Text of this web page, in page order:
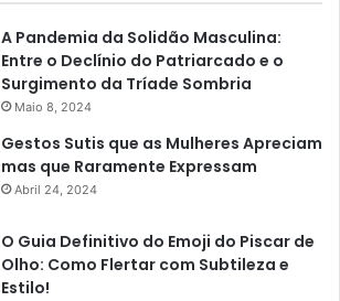
A Pandemia da Solidão Masculina:
Entre o Declínio do Patriarcado e o
Surgimento da Tríade Sombria
Maio 8, 2024
Gestos Sutis que as Mulheres Apreciam
mas que Raramente Expressam
Abril 24, 2024
O Guia Definitivo do Emoji do Piscar de
Olho: Como Flertar com Subtileza e
Estilo!